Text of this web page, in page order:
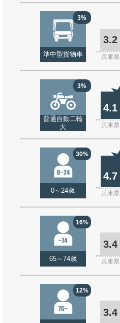
3%
準中型貨物車
3.2
兵庫県
3%
普通自動二輪
大
4.1
兵庫県
30%
0～24歳
4.7
兵庫県
16%
65～74歳
3.4
兵庫県
12%
3.4